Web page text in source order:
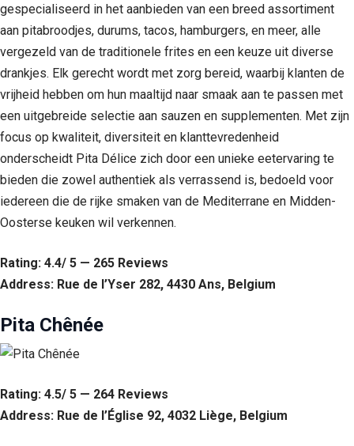
gespecialiseerd in het aanbieden van een breed assortiment
aan pitabroodjes, durums, tacos, hamburgers, en meer, alle
vergezeld van de traditionele frites en een keuze uit diverse
drankjes. Elk gerecht wordt met zorg bereid, waarbij klanten de
vrijheid hebben om hun maaltijd naar smaak aan te passen met
een uitgebreide selectie aan sauzen en supplementen. Met zijn
focus op kwaliteit, diversiteit en klanttevredenheid
onderscheidt Pita Délice zich door een unieke eetervaring te
bieden die zowel authentiek als verrassend is, bedoeld voor
iedereen die de rijke smaken van de Mediterrane en Midden-
Oosterse keuken wil verkennen.
Rating: 4.4/ 5 — 265 Reviews
Address: Rue de l’Yser 282, 4430 Ans, Belgium
Pita Chênée
Rating: 4.5/ 5 — 264 Reviews
Address: Rue de l’Église 92, 4032 Liège, Belgium